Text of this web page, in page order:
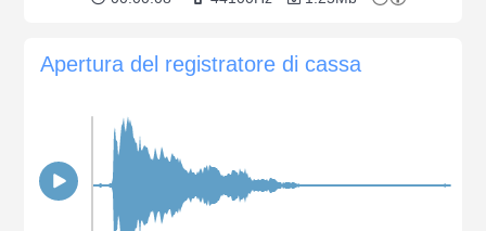
Apertura del registratore di cassa